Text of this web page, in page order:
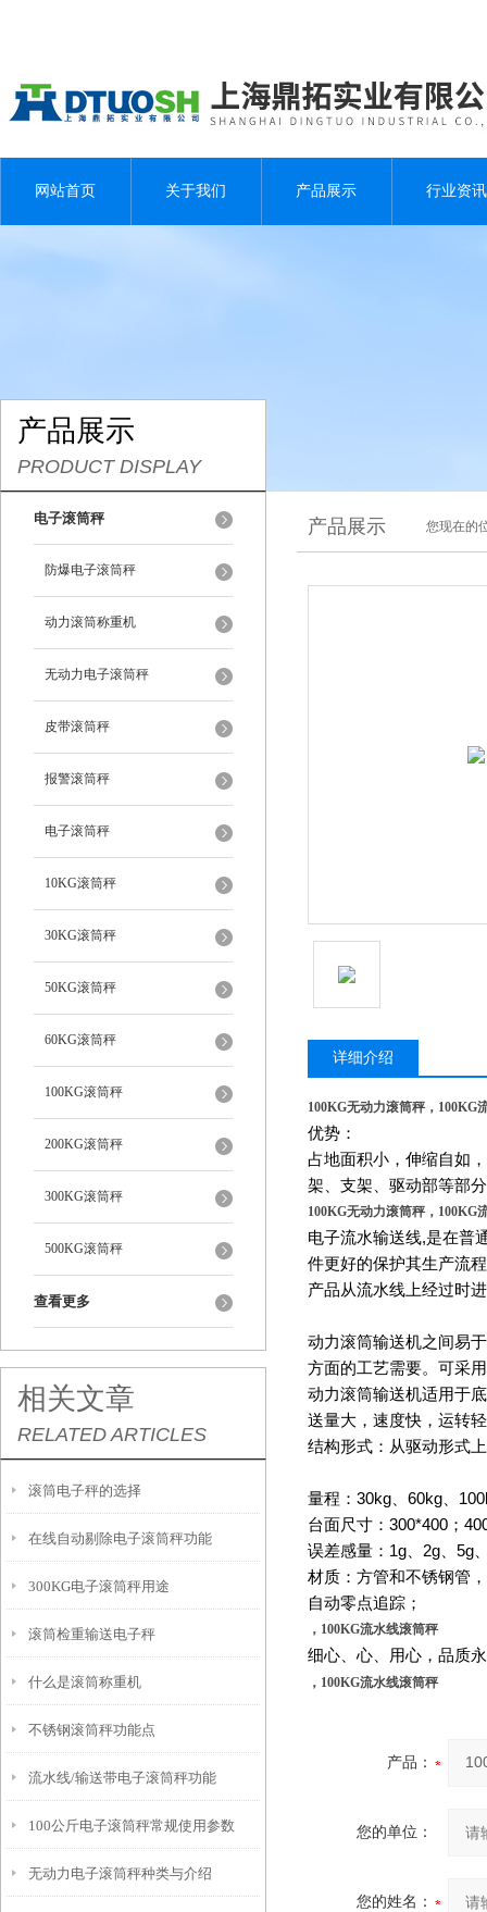
网站首页 关于我们 产品展示 行业资讯
产品展示
PRODUCT DISPLAY
电子滚筒秤
防爆电子滚筒秤
动力滚筒称重机
无动力电子滚筒秤
皮带滚筒秤
报警滚筒秤
电子滚筒秤
10KG滚筒秤
30KG滚筒秤
50KG滚筒秤
60KG滚筒秤
100KG滚筒秤
200KG滚筒秤
300KG滚筒秤
500KG滚筒秤
查看更多
相关文章
RELATED ARTICLES
滚筒电子秤的选择
在线自动剔除电子滚筒秤功能
300KG电子滚筒秤用途
滚筒检重输送电子秤
什么是滚筒称重机
不锈钢滚筒秤功能点
流水线/输送带电子滚筒秤功能
100公斤电子滚筒秤常规使用参数
无动力电子滚筒秤种类与介绍
产品展示 您现在的
详细介绍
100KG无动力滚筒秤，100KG
优势：
占地面积小，伸缩自如
架、支架、驱动部等部
100KG无动力滚筒秤，100KG
电子流水输送线,是在普
件更好的保护其生产流
产品从流水线上经过时
动力滚筒输送机之间易
方面的工艺需要。可采
动力滚筒输送机适用于
送量大，速度快，运转
结构形式：从驱动形式
量程： 30kg 60kg
台面尺寸： 300*400 ；
误差感量： 1g 2g 5g
材质：方管和不锈钢管
自动零点追踪；
，100KG流水线滚筒秤
细心、心、用心，品质
，100KG流水线滚筒秤
产品：
您的单位：
您的姓名：